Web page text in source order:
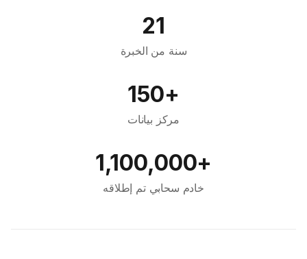
21
سنة من الخبرة
+150
مركز بيانات
+1,100,000
خادم سحابي تم إطلاقه